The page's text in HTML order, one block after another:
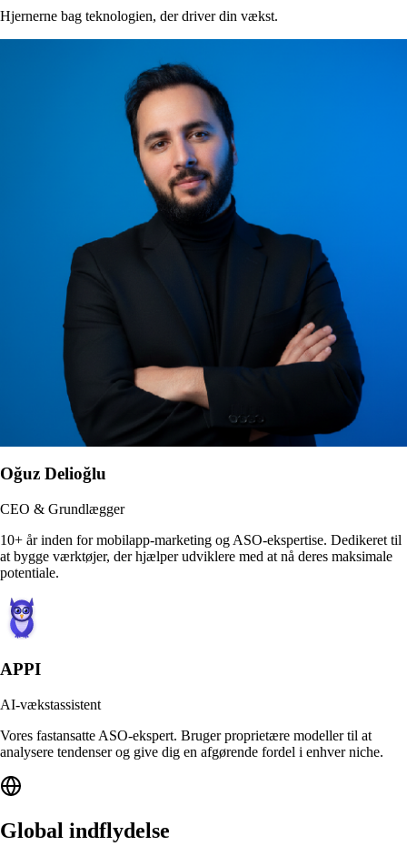
Hjernerne bag teknologien, der driver din vækst.
Oğuz Delioğlu
CEO & Grundlægger
10+ år inden for mobilapp-marketing og ASO-ekspertise. Dedikeret til
at bygge værktøjer, der hjælper udviklere med at nå deres maksimale
potentiale.
APPI
AI-vækstassistent
Vores fastansatte ASO-ekspert. Bruger proprietære modeller til at
analysere tendenser og give dig en afgørende fordel i enhver niche.
Global indflydelse